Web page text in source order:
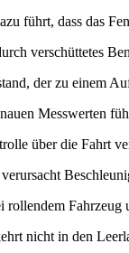
führt, dass das
verschüttetes
der zu einem
Messwerten
über die Fahrt
rollendem Fahrzeug
nicht in den